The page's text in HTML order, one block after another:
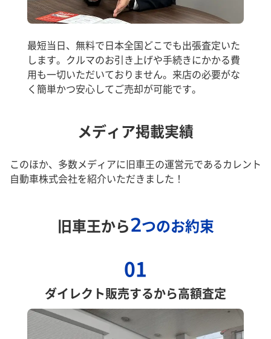
最短当日、無料で日本全国どこでも出張査定いた
します。クルマのお引き上げや手続きにかかる費
用も一切いただいておりません。来店の必要がな
く簡単かつ安心してご売却が可能です。
メディア掲載実績
このほか、多数メディアに旧車王の運営元であるカレント
自動車株式会社を紹介いただきました！
旧車王から2つのお約束
01
ダイレクト販売するから高額査定